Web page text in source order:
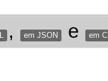
, em JSON e em